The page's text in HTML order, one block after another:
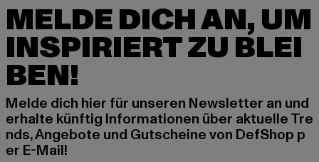
MELDE DICH AN, UM
INSPIRIERT ZU BLEI
BEN!
Melde dich hier für unseren Newsletter an und
erhalte künftig Informationen über aktuelle Tre
nds, Angebote und Gutscheine von DefShop p
er E-Mail!